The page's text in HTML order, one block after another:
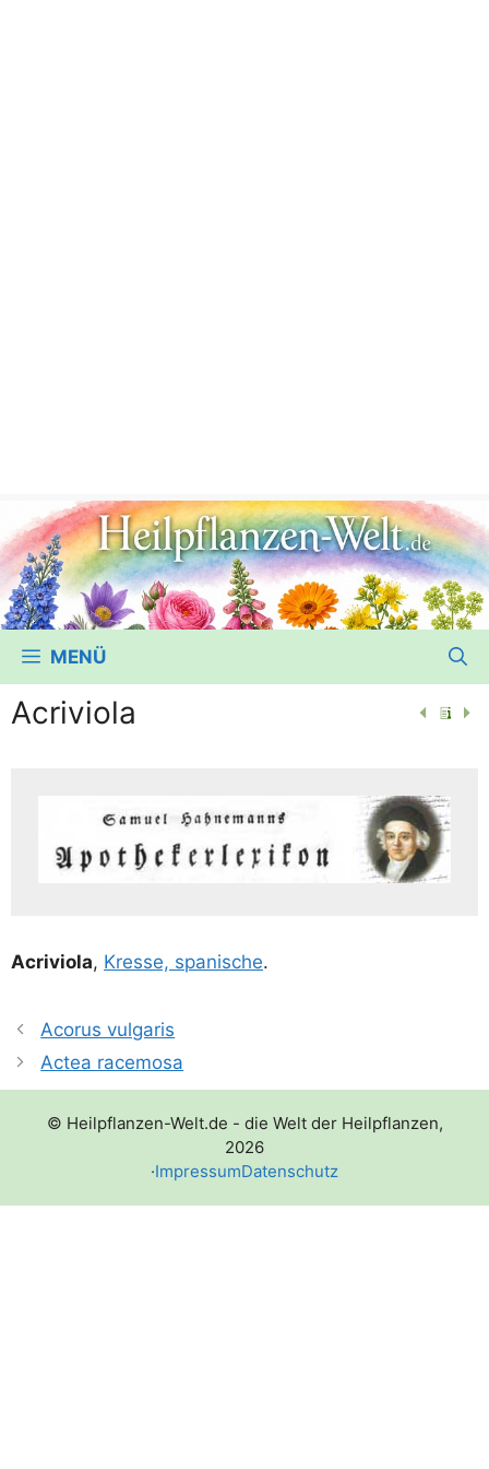
MENÜ
Acriviola
Acri­vio­la, Kres­se, spa­ni­sche.
Acorus vulgaris
Actea racemosa
© Heilpflanzen-Welt.de - die Welt der Heilpflanzen,
2026
·ImpressumDatenschutz